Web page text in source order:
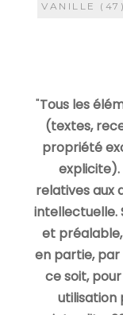
VANILLE (47)
"Tous les
(textes,
propriété
explicite).
relatives aux
intellectuelle.
et
en partie,
ce soit,
utilisation